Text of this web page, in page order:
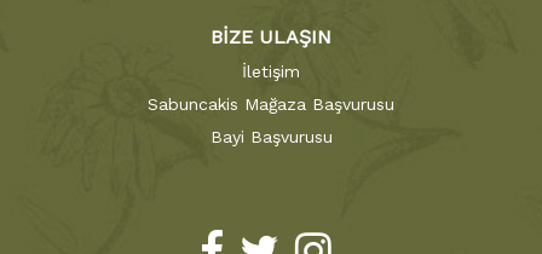
BİZE ULAŞIN
İletişim
Sabuncakis Mağaza Başvurusu
Bayi Başvurusu